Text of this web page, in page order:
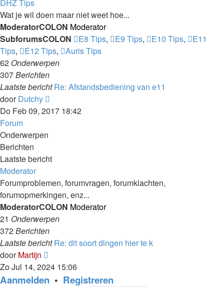
DHZ Tips
Wat je wil doen maar niet weet hoe...
ModeratorCOLON Moderator
SubforumsCOLON
E8 Tips, E9 Tips, E10 Tips,
E11
Tips, E12 Tips,
Auris Tips
62 Onderwerpen
307Berichten
Laatste bericht Re: Afstandsbediening van e11
doorDutchy
bericht
Do Feb 09, 2017 18:42
Forum
Onderwerpen
Berichten
Laatste bericht
Moderator
Forumproblemen, forumvragen, forumklachten,
forumopmerkingen, enz...
ModeratorCOLON Moderator
21 Onderwerpen
372Berichten
Laatste bericht Re: dit soort dingen hier te k
doorMartijn
bericht
bekijken
Zo Jul 14, 2024 15:06
Aanmelden • Registreren